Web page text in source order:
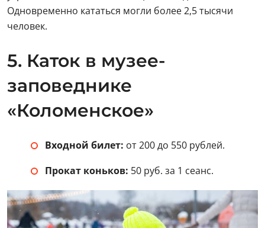
Одновременно кататься могли более 2,5 тысячи
человек.
5. Каток в музее-
заповеднике
«Коломенское»
Входной билет: от 200 до 550 рублей.
Прокат коньков: 50 руб. за 1 сеанс.